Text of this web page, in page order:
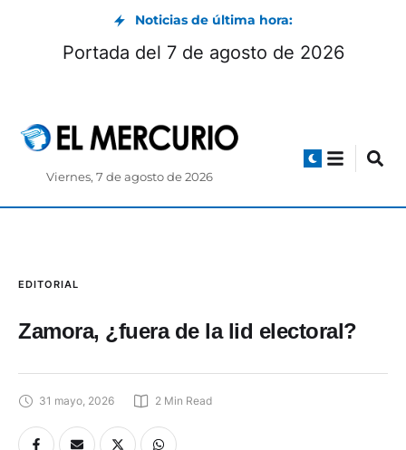
Noticias de última hora:
Portada del 7 de agosto de 2026
Viernes, 7 de agosto de 2026
EDITORIAL
Zamora, ¿fuera de la lid electoral?
31 mayo, 2026 2 Min Read